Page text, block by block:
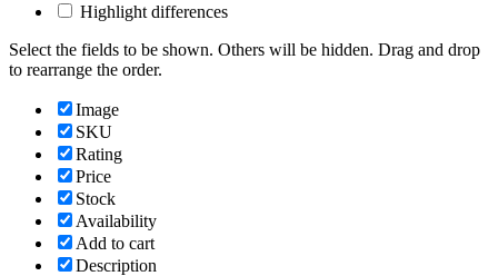
Highlight differences
Select the fields to be shown. Others will be hidden. Drag and drop
to rearrange the order.
Image
SKU
Rating
Price
Stock
Availability
Add to cart
Description